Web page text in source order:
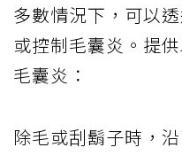
多數情況下，可以
或控制毛囊炎。提
毛囊炎：
除毛或刮鬍子時，